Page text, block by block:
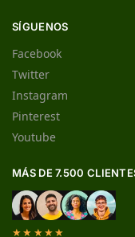
SÍGUENOS
Facebook
Twitter
Instagram
Pinterest
Youtube
MÁS DE 7.500
★★★★★